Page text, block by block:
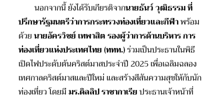
นอกจากนี้ ยังได้รับเกียรติจากนายธันว์ วุฒิธรรม ที่
ปรึกษารัฐมนตรีว่าการกระทรวงท่องเที่ยวและกีฬาพร้อม
ด้วยนายอัครวิชย์ เทพาสิตรองผู้ว่าการด้านบริหารการ
ท่องเที่ยวแห่งประเทศไทย (ททท.)ร่วมเป็นประธานในพิธี
เปิดไฟประดับต้นคริสต์มาสประจำปี 2025 เพื่อเฉลิมฉลอง
เทศกาลคริสต์มาสและปีใหม่ และสร้างสีสันความสุขให้กับนัก
ท่องเที่ยว โดยมีมร.ดิลลิป ราชากาเรียประธานเจ้าหน้าที่